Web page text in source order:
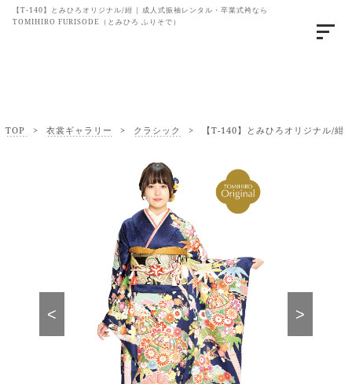
【T-140】とみひろオリジナル/紺 | 成人式振袖レンタル・卒業式袴なら
TOMIHIRO FURISODE（とみひろ ふりそで）
TOP > 衣裳ギャラリー > クラシック > 【T-140】とみひろオリジナル/紺
< >